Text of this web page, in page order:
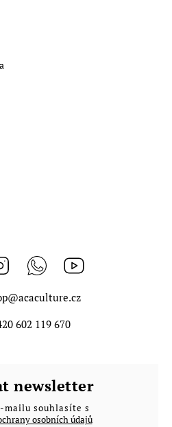
Instagram Whatsapp
@acaculture.cz
602 119 670
newsletter
mailu souhlasíte s
osobních údajů